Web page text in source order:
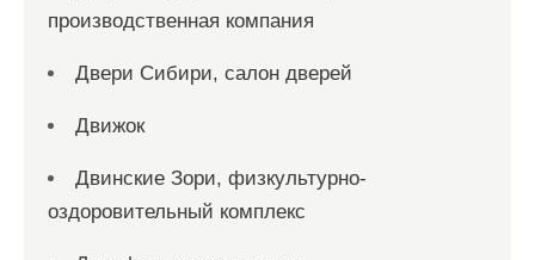
производственная компания
Двери Сибири, салон дверей
Движок
Двинские Зори, физкультурно-
оздоровительный комплекс